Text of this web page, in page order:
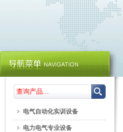
电气自动化实训设备
电力电气专业设备